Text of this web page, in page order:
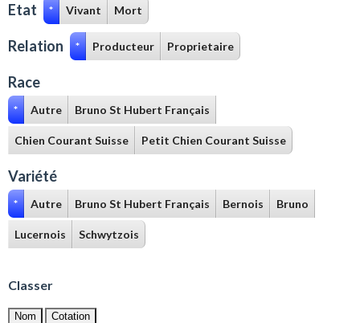
Etat * Vivant Mort
Relation * Producteur Proprietaire
Race
* Autre Bruno St Hubert Français
Chien Courant Suisse Petit Chien Courant Suisse
Variété
* Autre Bruno St Hubert Français Bernois Bruno
Lucernois Schwytzois
Classer
Nom Cotation